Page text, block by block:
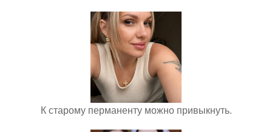
К старому перманенту можно привыкнуть.